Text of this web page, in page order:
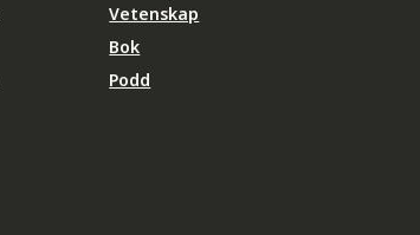
Vetenskap
Bok
Podd